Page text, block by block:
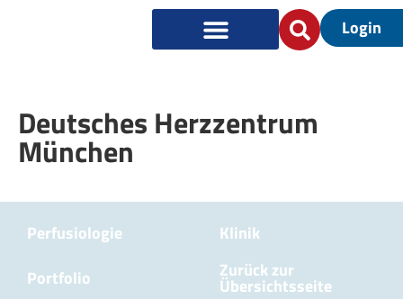
Login
Deutsches Herzzentrum
München
Perfusiologie
Klinik
Portfolio
Zurück zur
Übersichtsseite